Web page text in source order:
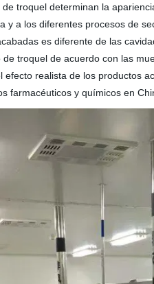
troquel determinan la
y a los diferentes procesos de
es diferente de las
troquel de acuerdo con las
efecto realista de los productos
farmacéuticos y químicos en